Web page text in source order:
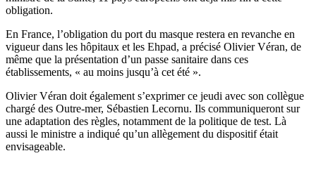
obligation.
En France, l’obligation du port du masque restera en revanche en
vigueur dans les hôpitaux et les Ehpad, a précisé Olivier Véran, de
même que la présentation d’un passe sanitaire dans ces
établissements, « au moins jusqu’à cet été ».
Olivier Véran doit également s’exprimer ce jeudi avec son collègue
chargé des Outre-mer, Sébastien Lecornu. Ils communiqueront sur
une adaptation des règles, notamment de la politique de test. Là
aussi le ministre a indiqué qu’un allègement du dispositif était
envisageable.